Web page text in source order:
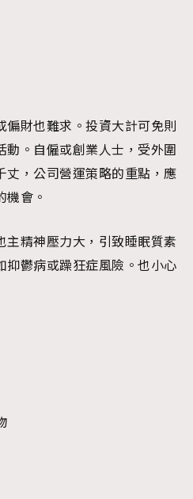
財也難求。投資大計可免則
動。自僱或創業人士，受外圍
丈，公司營運策略的重點，應
機會。
主精神壓力大，引致睡眠質素
抑鬱病或躁狂症風險。也小心